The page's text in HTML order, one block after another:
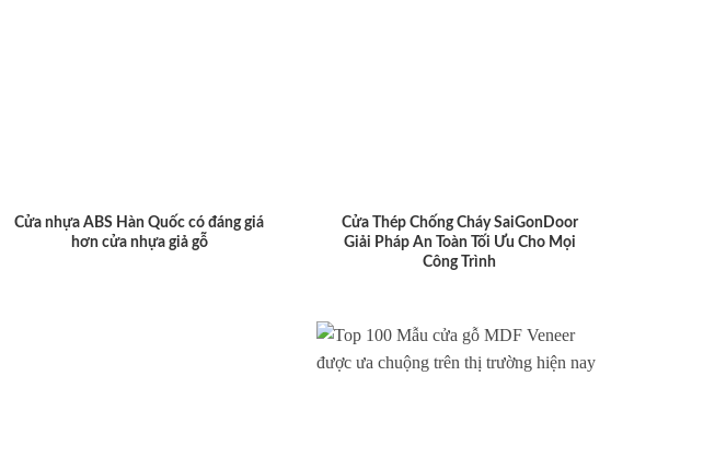
Cửa nhựa ABS Hàn Quốc có đáng giá
hơn cửa nhựa giả gỗ
Cửa Thép Chống Cháy SaiGonDoor
Giải Pháp An Toàn Tối Ưu Cho Mọi
Công Trình